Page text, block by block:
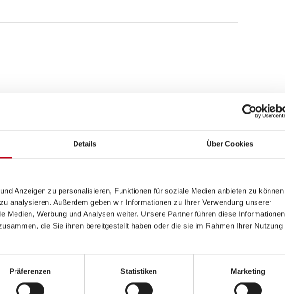
Details Über Cookies
Anzeigen zu personalisieren, Funktionen für soziale Medien anbieten zu können
analysieren. Außerdem geben wir Informationen zu Ihrer Verwendung unserer
Medien, Werbung und Analysen weiter. Unsere Partner führen diese Informationen
die Sie ihnen bereitgestellt haben oder die sie im Rahmen Ihrer Nutzung
Präferenzen Statistiken Marketing
Bett